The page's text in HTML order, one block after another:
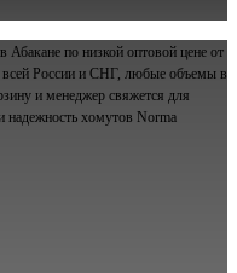
по низкой оптовой цене от
всей России и СНГ, любые объемы в
и менеджер свяжется для
надежность хомутов Norma